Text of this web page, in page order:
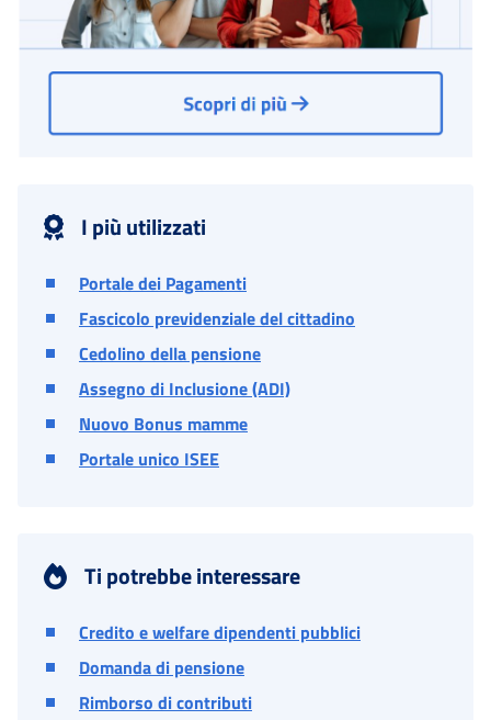
I più utilizzati
Portale dei Pagamenti
Fascicolo previdenziale del cittadino
Cedolino della pensione
Assegno di Inclusione (ADI)
Nuovo Bonus mamme
Portale unico ISEE
Ti potrebbe interessare
Credito e welfare dipendenti pubblici
Domanda di pensione
Rimborso di contributi